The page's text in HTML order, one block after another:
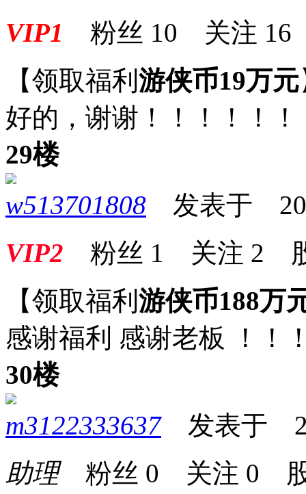
VIP1 粉丝 10 关注 16
【领取福利 游侠币19万元
好的，谢谢！！！！！
29楼
w513701808 发表于
VIP2 粉丝 1 关注 2
【领取福利 游侠币188万
感谢福利 感谢老板 ！！
30楼
m3122333637发表于
助理粉丝 0 关注 0